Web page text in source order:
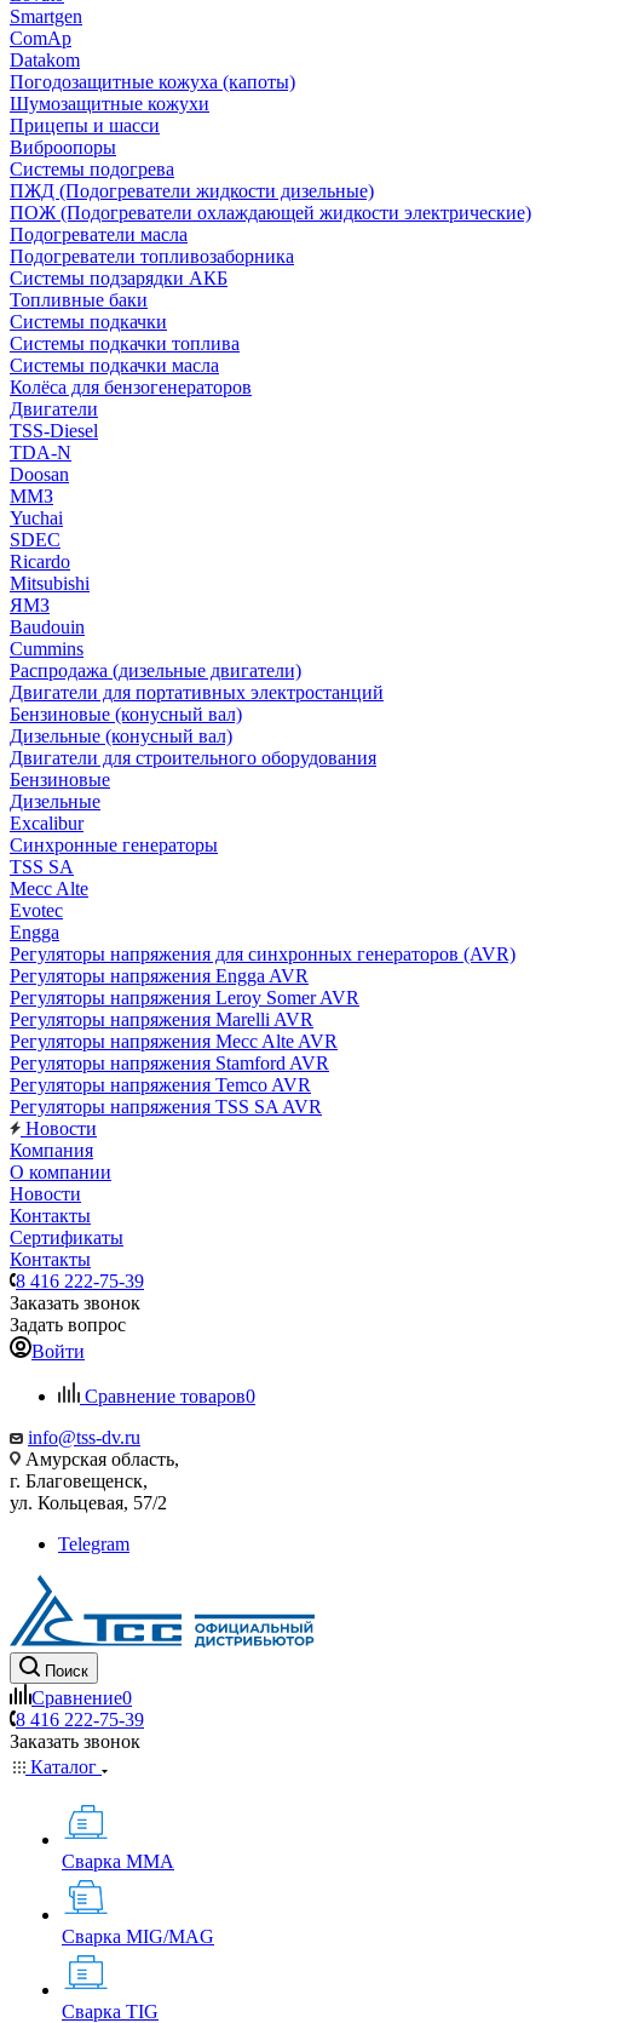
Smartgen
ComAp
Datakom
Погодозащитные кожуха (капоты)
Шумозащитные кожухи
Прицепы и шасси
Виброопоры
Системы подогрева
ПЖД (Подогреватели жидкости дизельные)
ПОЖ (Подогреватели охлаждающей жидкости электрические)
Подогреватели масла
Подогреватели топливозаборника
Системы подзарядки АКБ
Топливные баки
Системы подкачки
Системы подкачки топлива
Системы подкачки масла
Колёса для бензогенераторов
Двигатели
TSS-Diesel
TDA-N
Doosan
ММЗ
Yuchai
SDEC
Ricardo
Mitsubishi
ЯМЗ
Baudouin
Cummins
Распродажа (дизельные двигатели)
Двигатели для портативных электростанций
Бензиновые (конусный вал)
Дизельные (конусный вал)
Двигатели для строительного оборудования
Бензиновые
Дизельные
Excalibur
Синхронные генераторы
TSS SA
Mecc Alte
Evotec
Engga
Регуляторы напряжения для синхронных генераторов (AVR)
Регуляторы напряжения Engga AVR
Регуляторы напряжения Leroy Somer AVR
Регуляторы напряжения Marelli AVR
Регуляторы напряжения Mecc Alte AVR
Регуляторы напряжения Stamford AVR
Регуляторы напряжения Temco AVR
Регуляторы напряжения TSS SA AVR
Новости
Компания
О компании
Новости
Контакты
Сертификаты
Контакты
8 416 222-75-39
Заказать звонок
Задать вопрос
Войти
Сравнение товаров0
info@tss-dv.ru
Амурская область,
г. Благовещенск,
ул. Кольцевая, 57/2
Telegram
Поиск
Сравнение0
8 416 222-75-39
Заказать звонок
Каталог
Сварка MMA
Сварка MIG/MAG
Сварка TIG